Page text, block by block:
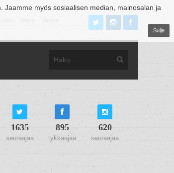
myös sosiaalisen median, mainosalan ja
Sulje
1635
seuraajaa
895
tykkääjää
620
seuraajaa